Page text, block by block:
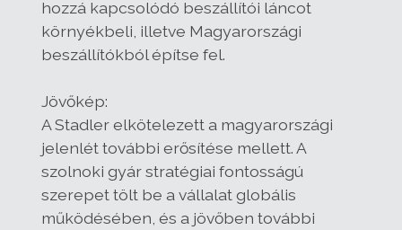
hozzá kapcsolódó beszállítói láncot
környékbeli, illetve Magyarországi
beszállítókból építse fel.
Jövőkép:
A Stadler elkötelezett a magyarországi
jelenlét további erősítése mellett. A
szolnoki gyár stratégiai fontosságú
szerepet tölt be a vállalat globális
működésében, és a jövőben további